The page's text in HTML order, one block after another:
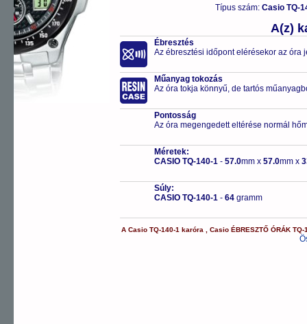
Típus szám: Casio TQ-
A(z)
Ébresztés
Az ébresztési időpont elérésekor az óra
Műanyag tokozás
Az óra tokja könnyű, de tartós
Pontosság
Az óra megengedett eltérése normál
Méretek:
CASIO TQ-140-1 - 57.0mm x 57.0mm x
Súly:
CASIO TQ-140-1 - 64 gramm
ACasio TQ-140-1 karóra ,Casio ÉBRESZTŐ ÓRÁK TQ-